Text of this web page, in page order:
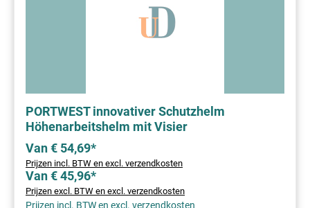
PORTWEST innovativer Schutzhelm
Höhenarbeitshelm mit Visier
Van € 54,69*
Prijzen incl. BTW en excl. verzendkosten
Van € 45,96*
Prijzen excl. BTW en excl. verzendkosten
Prijzen incl. BTW en excl. verzendkosten